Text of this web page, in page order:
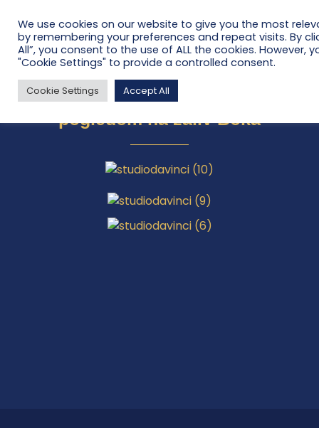
Baia 2bdr apartma,
s kaminom in prostorno teraso s
pogledom na zaliv Boka
We use cookies on our website to give you the most
by remembering your preferences and repeat visits. By
All”, you consent to the use of ALL the cookies. However,
"Cookie Settings" to provide a controlled consent.
Cookie Settings Accept All